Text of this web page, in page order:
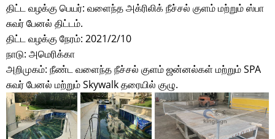
திட்ட வழக்கு பெயர்: வளைந்த அக்ரிலிக் நீச்சல் குளம் மற்றும் ஸ்பா
சுவர் பேனல் திட்டம்.
திட்ட வழக்கு நேரம்: 2021/2/10
நாடு: அமெரிக்கா
அறிமுகம்: நீண்ட வளைந்த நீச்சல் குளம் ஜன்னல்கள் மற்றும் SPA
சுவர் பேனல் மற்றும் Skywalk தரையில் குழு.